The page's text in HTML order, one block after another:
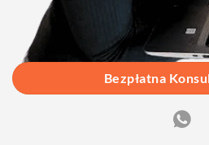
Bezpłatna